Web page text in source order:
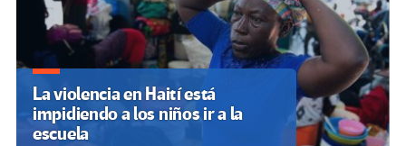
La violencia en Haití está
impidiendo a los niños ir a la
escuela